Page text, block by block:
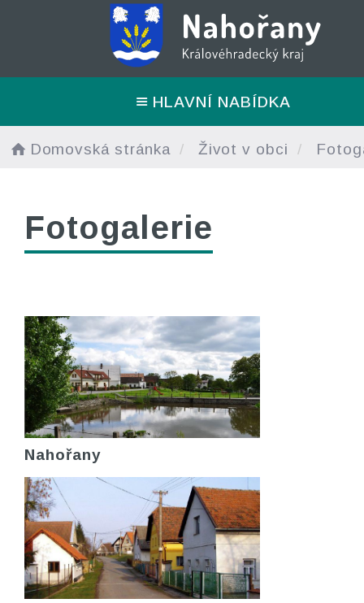
HLAVNÍ NABÍDKA
Domovská stránka Život v obci
Fotogalerie
Nahořany